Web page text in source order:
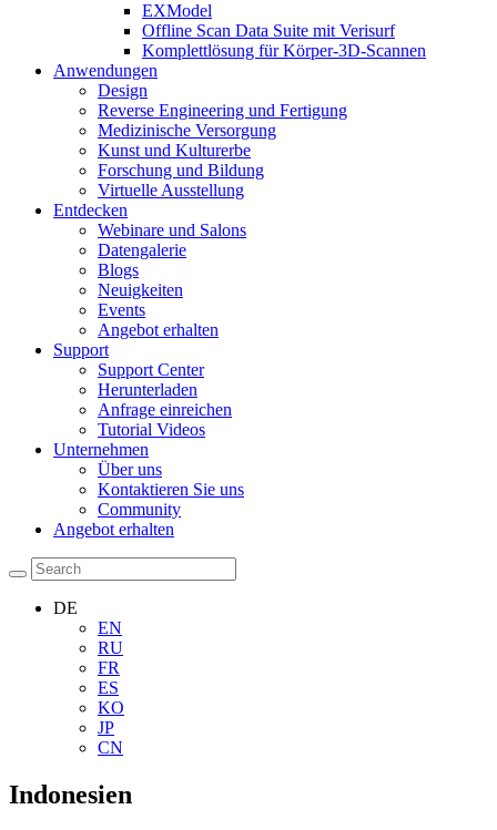
EXModel
Offline Scan Data Suite mit Verisurf
Komplettlösung für Körper-3D-Scannen
Anwendungen
Design
Reverse Engineering und Fertigung
Medizinische Versorgung
Kunst und Kulturerbe
Forschung und Bildung
Virtuelle Ausstellung
Entdecken
Webinare und Salons
Datengalerie
Blogs
Neuigkeiten
Events
Angebot erhalten
Support
Support Center
Herunterladen
Anfrage einreichen
Tutorial Videos
Unternehmen
Über uns
Kontaktieren Sie uns
Community
Angebot erhalten
DE
EN
RU
FR
ES
KO
JP
CN
Indonesien